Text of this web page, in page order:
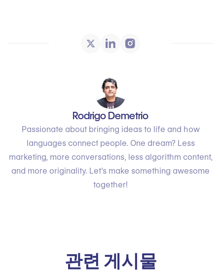
Rodrigo Demetrio
Passionate about bringing ideas to life and how
languages connect people. One dream? Less
marketing, more conversations, less algorithm content,
and more originality. Let’s make something awesome
together!
관련 게시물